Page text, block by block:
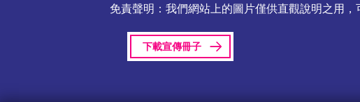
免責聲明：我們網站上的圖片僅供直觀說明之用，
下載宣傳冊子